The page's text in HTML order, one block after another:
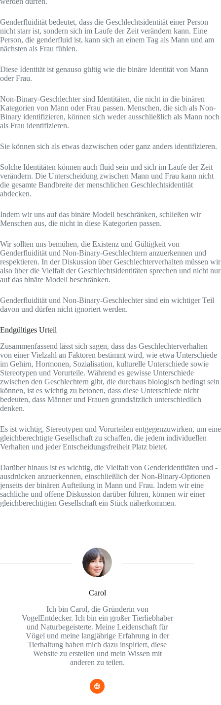
Genderfluidität bedeutet, dass die Geschlechtsidentität einer Person
nicht starr ist, sondern sich im Laufe der Zeit verändern kann. Eine
Person, die genderfluid ist, kann sich an einem Tag als Mann und am
nächsten als Frau fühlen.
Diese Identität ist genauso gültig wie die binäre Identität von Mann
oder Frau.
Non-Binary-Geschlechter sind Identitäten, die nicht in die binären
Kategorien von Mann oder Frau passen. Menschen, die sich als Non-
Binary identifizieren, können sich weder ausschließlich als Mann noch
als Frau identifizieren.
Sie können sich als etwas dazwischen oder ganz anders identifizieren.
Solche Identitäten können auch fluid sein und sich im Laufe der Zeit
verändern. Die Unterscheidung zwischen Mann und Frau kann nicht
die gesamte Bandbreite der menschlichen Geschlechtsidentität
abdecken.
Indem wir uns auf das binäre Modell beschränken, schließen wir
Menschen aus, die nicht in diese Kategorien passen.
Wir sollten uns bemühen, die Existenz und Gültigkeit von
Genderfluidität und Non-Binary-Geschlechtern anzuerkennen und
respektieren. In der Diskussion über Geschlechterverhalten müssen wir
also über die Vielfalt der Geschlechtsidentitäten sprechen und nicht nur
auf das binäre Modell beschränken.
Genderfluidität und Non-Binary-Geschlechter sind ein wichtiger Teil
davon und dürfen nicht ignoriert werden.
Endgültiges Urteil
Zusammenfassend lässt sich sagen, dass das Geschlechterverhalten
von einer Vielzahl an Faktoren bestimmt wird, wie etwa Unterschiede
im Gehirn, Hormonen, Sozialisation, kulturelle Unterschiede sowie
Stereotypen und Vorurteile. Während es gewisse Unterschiede
zwischen den Geschlechtern gibt, die durchaus biologisch bedingt sein
können, ist es wichtig zu betonen, dass diese Unterschiede nicht
bedeuten, dass Männer und Frauen grundsätzlich unterschiedlich
denken.
Es ist wichtig, Stereotypen und Vorurteilen entgegenzuwirken, um eine
gleichberechtigte Gesellschaft zu schaffen, die jedem individuellen
Verhalten und jeder Entscheidungsfreiheit Platz bietet.
Darüber hinaus ist es wichtig, die Vielfalt von Genderidentitäten und -
ausdrücken anzuerkennen, einschließlich der Non-Binary-Optionen
jenseits der binären Aufteilung in Mann und Frau. Indem wir eine
sachliche und offene Diskussion darüber führen, können wir einer
gleichberechtigten Gesellschaft ein Stück näherkommen.
Carol
Ich bin Carol, die Gründerin von
VogelEntdecker. Ich bin ein großer Tierliebhaber
und Naturbegeisterte. Meine Leidenschaft für
Vögel und meine langjährige Erfahrung in der
Tierhaltung haben mich dazu inspiriert, diese
Website zu erstellen und mein Wissen mit
anderen zu teilen.